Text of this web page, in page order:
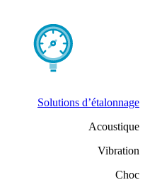
Solutions d’étalonnage
Acoustique
Vibration
Choc